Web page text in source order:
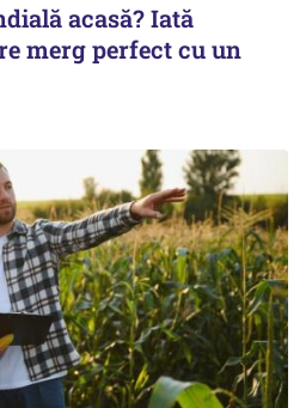
acasă? Iată
merg perfect cu un